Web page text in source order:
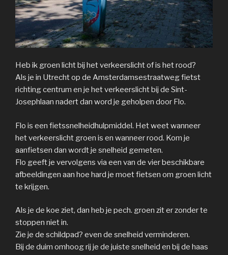
Heb ik groen licht bij het verkeerslicht of is het rood?
Als je in Utrecht op de Amsterdamsestraatweg fietst
richting centrum en je het verkeerslicht bij de Sint-
Josephlaan nadert dan word je geholpen door Flo.
Flo is een fietssnelheidhulpmiddel. Het weet wanneer
het verkeerslicht groen is en wanneer rood. Kom je
aanfietsen dan wordt je snelheid gemeten.
Flo geeft je vervolgens via een van de vier beschikbare
afbeeldingen aan hoe hard je moet fietsen om groen licht
te krijgen.
Als je de koe ziet, dan heb je pech. groen zit er zonder te
stoppen niet in.
Zie je de schildpad? even de snelheid verminderen.
Bij de duim omhoog rij je de juiste snelheid en bij de haas